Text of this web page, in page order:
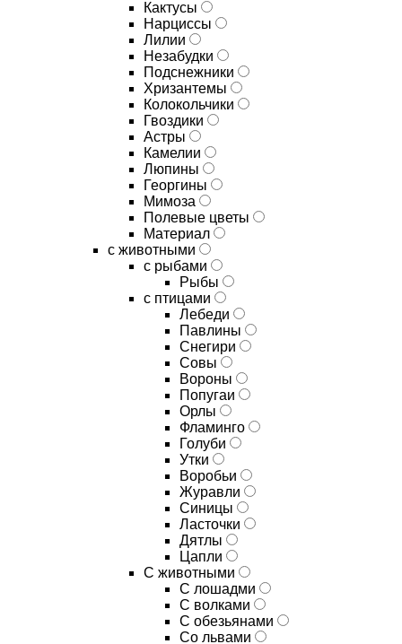
Кактусы
Нарциссы
Лилии
Незабудки
Подснежники
Хризантемы
Колокольчики
Гвоздики
Астры
Камелии
Люпины
Георгины
Мимоза
Полевые цветы
Материал
с животными
с рыбами
Рыбы
с птицами
Лебеди
Павлины
Снегири
Совы
Вороны
Попугаи
Орлы
Фламинго
Голуби
Утки
Воробьи
Журавли
Синицы
Ласточки
Дятлы
Цапли
С животными
С лошадми
С волками
С обезьянами
Со львами